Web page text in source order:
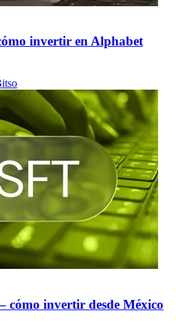
invertir en Alphabet
cómo invertir desde México